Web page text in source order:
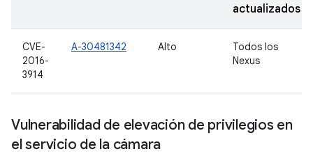
actualizados
CVE-
2016-
3914
A-30481342 Alto
Todos los
Nexus
Vulnerabilidad de elevación de privilegios en
el servicio de la cámara